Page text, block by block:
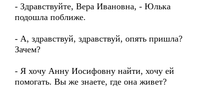
- Здравствуйте, Вера Ивановна, - Юлька
подошла поближе.
- А, здравствуй, здравствуй, опять пришла?
Зачем?
- Я хочу Анну Иосифовну найти, хочу ей
помогать. Вы же знаете, где она живет?